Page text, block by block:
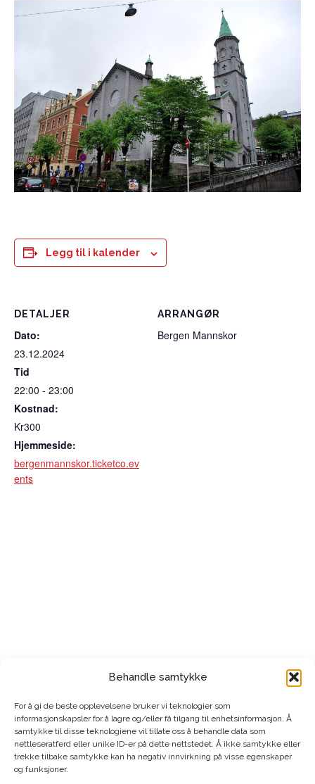
Behandle samtykke
For å gi de beste opplevelsene bruker vi teknologier som
informasjonskapsler for å lagre og/eller få tilgang til enhetsinformasjon. Å
samtykke til disse teknologiene vil tillate oss å behandle data som
nettleseratferd eller unike ID-er på dette nettstedet. Å ikke samtykke eller
trekke tilbake samtykke kan ha negativ innvirkning på visse egenskaper
og funksjoner.
Legg til i kalender
DETALJER
Dato:
23.12.2024
Tid
22:00 - 23:00
Kostnad:
Kr300
Hjemmeside:
bergenmannskor.ticketco.ev
ents
ARRANGØR
Bergen Mannskor
STED
St. Paul kirke
Nygårdsgaten 3
Bergen, 5015